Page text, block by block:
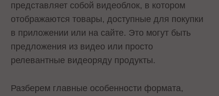
представляет собой видеоблок, в котором
отображаются товары, доступные для покупки
в приложении или на сайте. Это могут быть
предложения из видео или просто
релевантные видеоряду продукты.
Разберем главные особенности формата,